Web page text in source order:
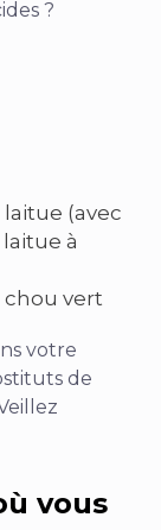
?
(avec
à
vert
votre
de
vous